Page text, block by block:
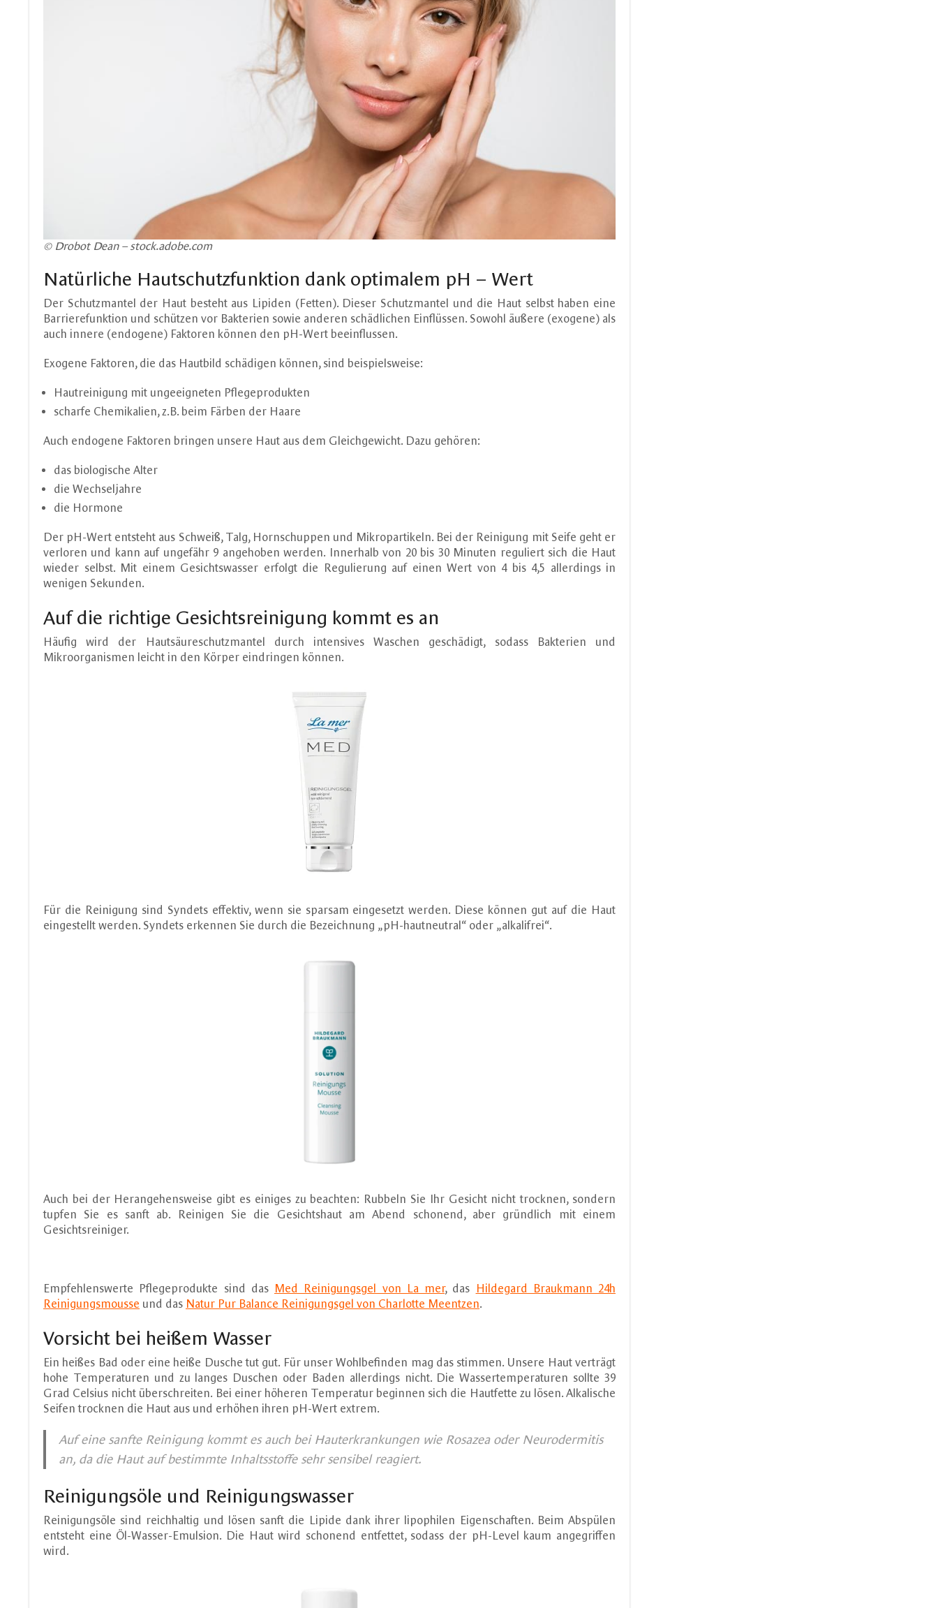
© Drobot Dean – stock.adobe.com
Natürliche Hautschutzfunktion dank optimalem pH – Wert
Der Schutzmantel der Haut besteht aus Lipiden (Fetten). Dieser Schutzmantel und die Haut selbst haben eine
Barrierefunktion und schützen vor Bakterien sowie anderen schädlichen Einflüssen. Sowohl äußere (exogene) als
auch innere (endogene) Faktoren können den pH-Wert beeinflussen.
Exogene Faktoren, die das Hautbild schädigen können, sind beispielsweise:
Hautreinigung mit ungeeigneten Pflegeprodukten
scharfe Chemikalien, z.B. beim Färben der Haare
Auch endogene Faktoren bringen unsere Haut aus dem Gleichgewicht. Dazu gehören:
das biologische Alter
die Wechseljahre
die Hormone
Der pH-Wert entsteht aus Schweiß, Talg, Hornschuppen und Mikropartikeln. Bei der Reinigung mit Seife geht er
verloren und kann auf ungefähr 9 angehoben werden. Innerhalb von 20 bis 30 Minuten reguliert sich die Haut
wieder selbst. Mit einem Gesichtswasser erfolgt die Regulierung auf einen Wert von 4 bis 4,5 allerdings in
wenigen Sekunden.
Auf die richtige Gesichtsreinigung kommt es an
Häufig wird der Hautsäureschutzmantel durch intensives Waschen geschädigt, sodass Bakterien und
Mikroorganismen leicht in den Körper eindringen können.
Für die Reinigung sind Syndets effektiv, wenn sie sparsam eingesetzt werden. Diese können gut auf die Haut
eingestellt werden. Syndets erkennen Sie durch die Bezeichnung „pH-hautneutral“ oder „alkalifrei“.
Auch bei der Herangehensweise gibt es einiges zu beachten: Rubbeln Sie Ihr Gesicht nicht trocknen, sondern
tupfen Sie es sanft ab. Reinigen Sie die Gesichtshaut am Abend schonend, aber gründlich mit einem
Gesichtsreiniger.
Empfehlenswerte Pflegeprodukte sind das Med Reinigungsgel von La mer, das
Hildegard Braukmann 24h
Reinigungsmousse und das Natur Pur Balance Reinigungsgel von Charlotte Meentzen.
Vorsicht bei heißem Wasser
Ein heißes Bad oder eine heiße Dusche tut gut. Für unser Wohlbefinden mag das stimmen. Unsere Haut verträgt
hohe Temperaturen und zu langes Duschen oder Baden allerdings nicht. Die Wassertemperaturen sollte 39
Grad Celsius nicht überschreiten. Bei einer höheren Temperatur beginnen sich die Hautfette zu lösen. Alkalische
Seifen trocknen die Haut aus und erhöhen ihren pH-Wert extrem.
Auf eine sanfte Reinigung kommt es auch bei Hauterkrankungen wie Rosazea oder Neurodermitis
an, da die Haut auf bestimmte Inhaltsstoffe sehr sensibel reagiert.
Reinigungsöle und Reinigungswasser
Reinigungsöle sind reichhaltig und lösen sanft die Lipide dank ihrer lipophilen Eigenschaften. Beim Abspülen
entsteht eine Öl-Wasser-Emulsion. Die Haut wird schonend entfettet, sodass der pH-Level kaum angegriffen
wird.